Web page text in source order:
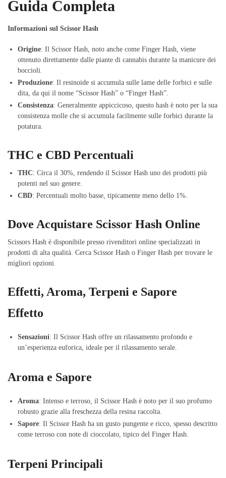
Guida Completa
Informazioni sul Scissor Hash
Origine: Il Scissor Hash, noto anche come Finger Hash, viene
ottenuto direttamente dalle piante di cannabis durante la manicure dei
boccioli.
Produzione: Il resinoide si accumula sulle lame delle forbici e sulle
dita, da qui il nome “Scissor Hash” o “Finger Hash”.
Consistenza: Generalmente appiccicoso, questo hash è noto per la sua
consistenza molle che si accumula facilmente sulle forbici durante la
potatura.
THC e CBD Percentuali
THC: Circa il 30%, rendendo il Scissor Hash uno dei prodotti più
potenti nel suo genere.
CBD: Percentuali molto basse, tipicamente meno dello 1%.
Dove Acquistare Scissor Hash Online
Scissors Hash è disponibile presso rivenditori online specializzati in
prodotti di alta qualità. Cerca Scissor Hash o Finger Hash per trovare le
migliori opzioni.
Effetti, Aroma, Terpeni e Sapore
Effetto
Sensazioni: Il Scissor Hash offre un rilassamento profondo e
un’esperienza euforica, ideale per il rilassamento serale.
Aroma e Sapore
Aroma: Intenso e terroso, il Scissor Hash è noto per il suo profumo
robusto grazie alla freschezza della resina raccolta.
Sapore: Il Scissor Hash ha un gusto pungente e ricco, spesso descritto
come terroso con note di cioccolato, tipico del Finger Hash.
Terpeni Principali